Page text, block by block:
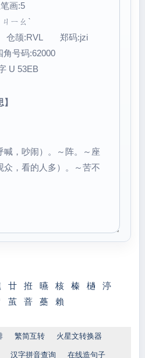
画:5
ㄧㄠˋ
仓颉:RVL 郑码:jzi
角号码:62000
U 53EB
喊，吵闹）。～阵。～座
众，看的人多）。～苦不
廿 拰 曣 核 榛 檛
渟
茧 萻 蘽 賴
繁简互转 火星文转换器
汉字拼音查询 在线造句子